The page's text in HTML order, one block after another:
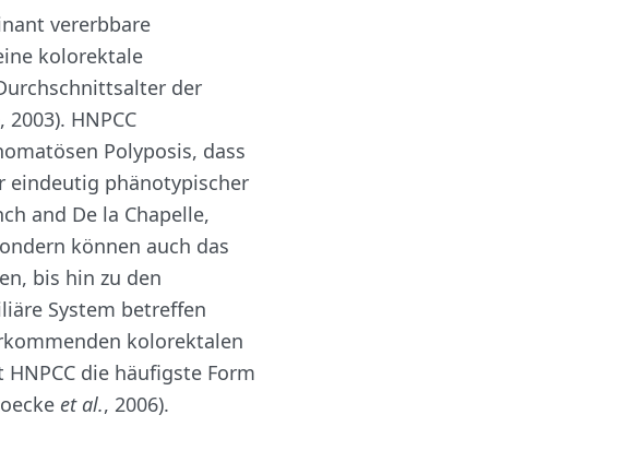
vererbbare
kolorektale
der
HNPCC
Polyposis, dass
eindeutig phänotypischer
and De la Chapelle,
können auch das
bis hin zu den
System betreffen
kolorektalen
die häufigste Form
et al., 2006).